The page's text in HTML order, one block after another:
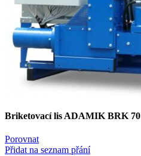
Briketovací lis ADAMIK BRK 70
Porovnat
Přidat na seznam přání